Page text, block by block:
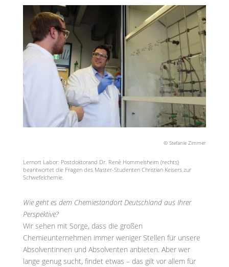
© Stefanie Zimmer
Lernort Labor: Postdoktorand Dr. Renè Hommelsheim (rechts)
beantwortet die Fragen des Master-Studenten Christian Keisers zur
Schwefelchemie.
Wie geht es dem Chemiestandort Deutschland aus Ihrer
Perspektive?
Wir sehen mit Sorge, dass die großen
Chemieunternehmen immer weniger Stellen für unsere
Absolventinnen und Absolventen anbieten. Aber wer
lange genug sucht, findet etwas – das gilt vor allem für